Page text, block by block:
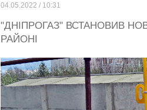
04.05.2022 / 10:31
"ДНІПРОГАЗ" ВСТАНОВИВ
РАЙОНІ